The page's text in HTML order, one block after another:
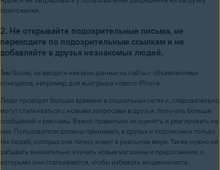
приложения.
2. Не открывайте подозрительные письма, не
переходите по подозрительным ссылкам и не
добавляйте в друзья незнакомых людей.
Тем более, не вводите никаких данных на сайты с объявлениями
конкурсов, например, для выигрыша нового iPhone.
Люди проводят больше времени в социальных сетях и, следовательно,
могут сталкиваться с новыми запросами в друзья, получать больше
сообщений и рекламы. Важно правильно их оценить и реагировать на
них. Пользователи должны принимать в друзья и подписчики только
тех людей, которых они лично знают в реальном мире. Также нужно не
забывать внимательно изучать новые магазины и предложения, с
которыми они сталкиваются, чтобы избежать мошенничеств.